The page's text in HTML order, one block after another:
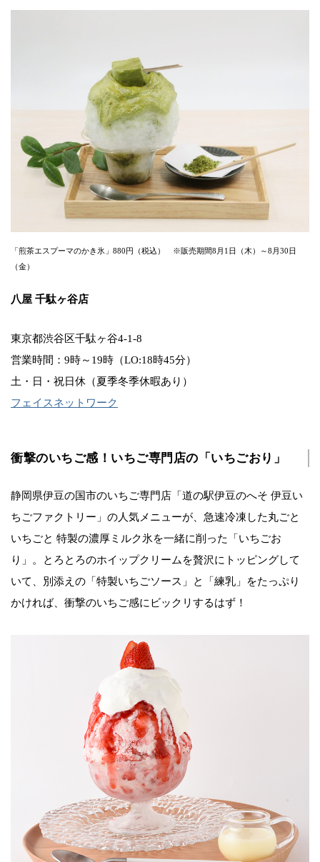
「煎茶エスプーマのかき氷」880円（税込） ※販売期間8月1日（木）～8月30日
（金）
八屋 千駄ヶ谷店
東京都渋谷区千駄ヶ谷4-1-8
営業時間：9時～19時（LO:18時45分）
土・日・祝日休（夏季冬季休暇あり）
フェイスネットワーク
衝撃のいちご感！いちご専門店の「いちごおり」
静岡県伊豆の国市のいちご専門店「道の駅伊豆のへそ 伊豆い
ちごファクトリー」の人気メニューが、急速冷凍した丸ごと
いちごと 特製の濃厚ミルク氷を一緒に削った「いちごお
り」。とろとろのホイップクリームを贅沢にトッピングして
いて、別添えの「特製いちごソース」と「練乳」をたっぷり
かければ、衝撃のいちご感にビックリするはず！